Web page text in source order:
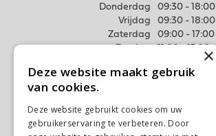
Donderdag
09:30 - 18:00
Vrijdag
09:30 - 18:00
Zaterdag
09:00 - 17:00
Meer weten
Algemene voorwaarden
Privacy Statement
Disclaimer
×
Deze website maakt gebruik
van cookies.
Deze website gebruikt cookies om uw
gebruikerservaring te verbeteren. Door